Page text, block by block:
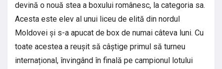
devină o nouă stea a boxului românesc, la categoria sa.
Acesta este elev al unui liceu de elită din nordul
Moldovei și s-a apucat de box de numai câteva luni. Cu
toate acestea a reușit să câștige primul să turneu
internațional, învingând în finală pe campionul lotului